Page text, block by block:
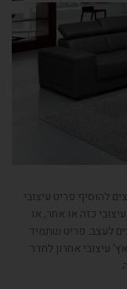
להוסיף פריט עיצובי
כזה או אחר, או
לעצב. פריט שתמיד
עיצובי אחרון לחדר